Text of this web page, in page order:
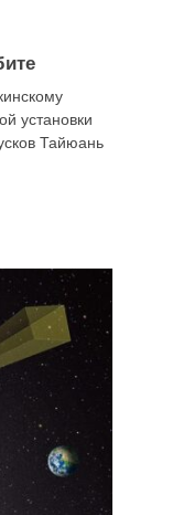
установки
Тайюань